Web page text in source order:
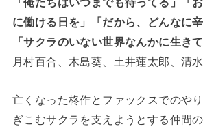
に働ける日を」「だから、どんなに
「サクラのいない世界なんかに生き
月村百合、木島葵、土井蓮太郎、清
亡くなった柊作とファックスでのや
ぎこむサクラを支えようとする仲間